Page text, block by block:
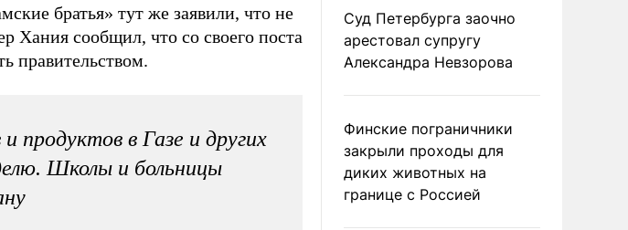
братья» тут же заявили, что не
Хания сообщил, что со своего поста
правительством.
продуктов в Газе и других
Школы и больницы
Суд Петербурга заочно
арестовал супругу
Александра Невзорова
Финские пограничники
закрыли проходы для
диких животных на
границе с Россией